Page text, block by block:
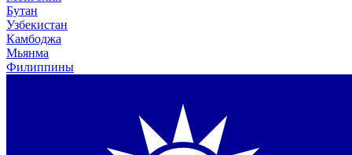
Бутан
Узбекистан
Камбоджа
Мьянма
Филиппины